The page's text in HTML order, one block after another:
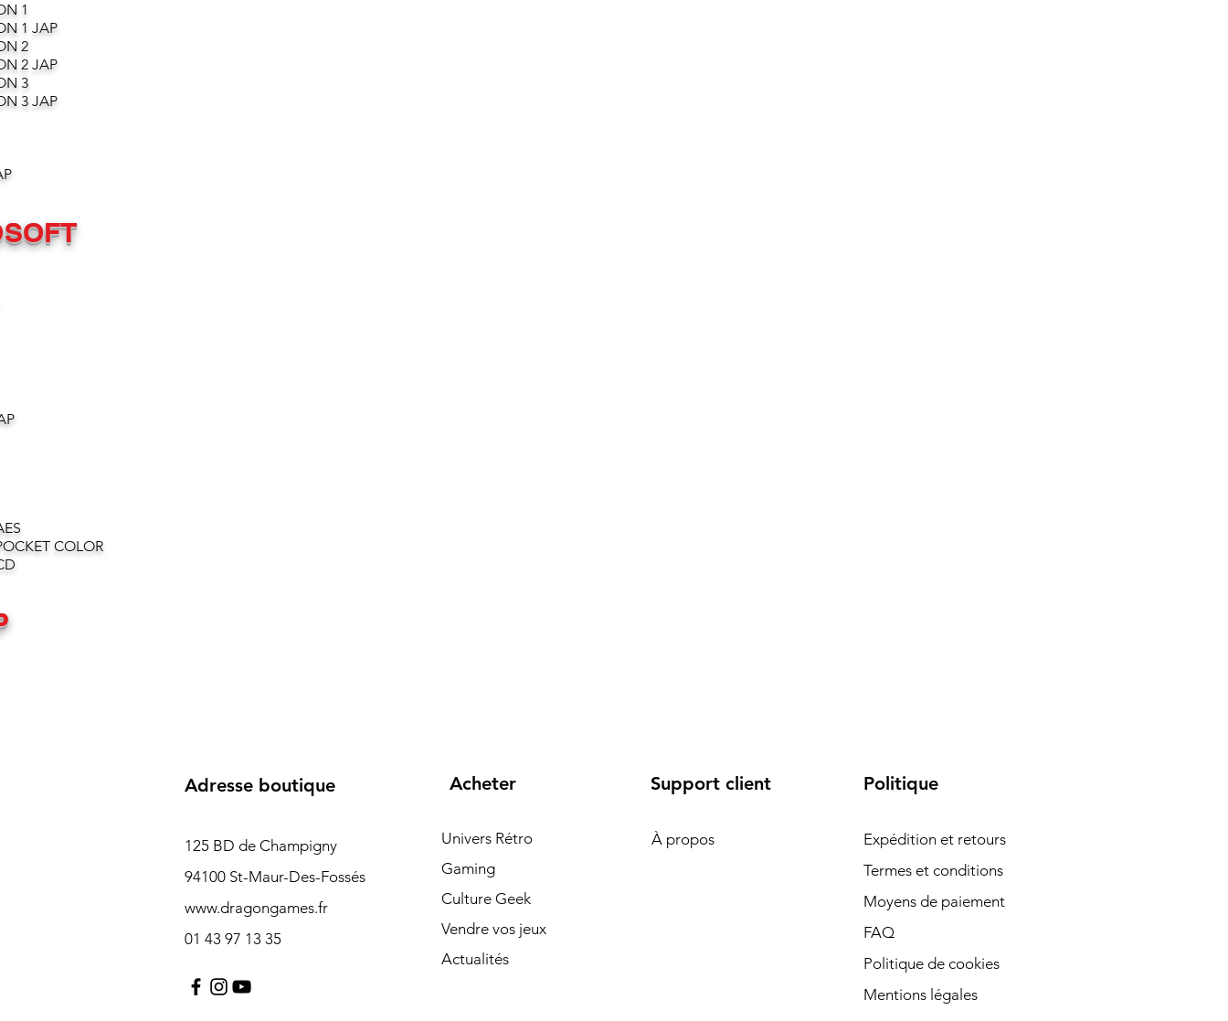
1
1 JAP
2
2 JAP
3
3 JAP
COLOR
Adresse boutique
125 BD de Champigny
94100 St-Maur-Des-Fossés
www.dragongames.fr
01 43 97 13 35
Acheter
Univers Rétro
Gaming
Culture Geek
Vendre vos jeux
Actualités
Support client
À propos
Politique
Expédition et retours
Termes et conditions
Moyens de paiement
FAQ
Politique de cookies
Mentions légales